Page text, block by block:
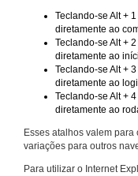
Teclando-se Alt +
diretamente ao
Teclando-se Alt +
diretamente ao
Teclando-se Alt +
diretamente ao
Teclando-se Alt +
diretamente ao
Esses atalhos valem
variações para outros
Para utilizar o Internet